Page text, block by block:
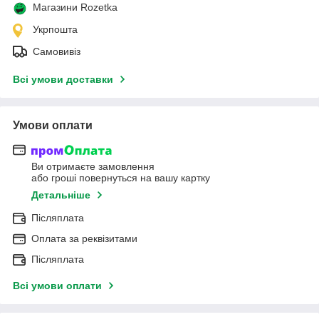
Магазини Rozetka
Укрпошта
Самовивіз
Всі умови доставки
Умови оплати
Ви отримаєте замовлення
або гроші повернуться на вашу картку
Детальніше
Післяплата
Оплата за реквізитами
Післяплата
Всі умови оплати